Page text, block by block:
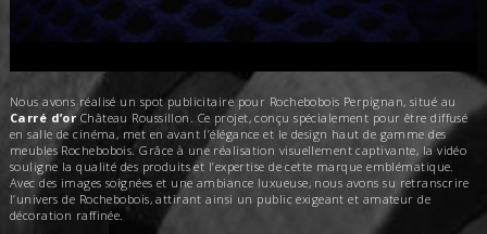
Nous avons réalisé un spot publicitaire pour Rochebobois Perpignan, situé au
Carré d’orChâteau Roussillon. Ce projet, conçu spécialement pour être diffusé
en salle de cinéma, met en avant l’élégance et le design haut de gamme des
meubles Rochebobois. Grâce à une réalisation visuellement captivante, la vidéo
souligne la qualité des produits et l’expertise de cette marque emblématique.
Avec des images soignées et une ambiance luxueuse, nous avons su retranscrire
l’univers de Rochebobois, attirant ainsi un public exigeant et amateur de
décoration raffinée.​